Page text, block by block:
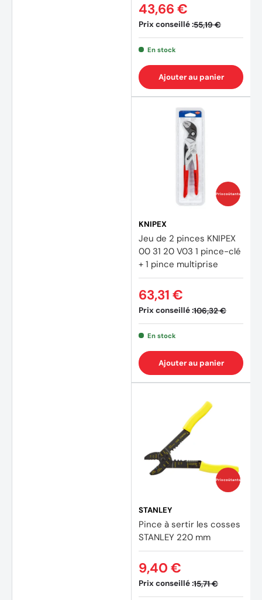
(5
Prix conseillé :55,19 €
43,66 €
En stock
Ajouter au panier
Prix coûtants
KNIPEX
Jeu de 2 pinces KNIPEX
00 31 20 V03 1 pince-clé
+ 1 pince multiprise
Prix conseillé :106,32 €
63,31 €
En stock
Ajouter au panier
Prix coûtants
STANLEY
Pince à sertir les cosses
STANLEY 220 mm
Prix conseillé :15,71 €
9,40 €